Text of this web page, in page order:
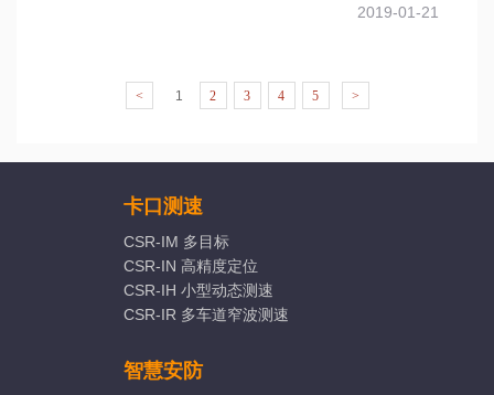
2019-01-21
< 1 2 3 4 5 >
卡口测速
CSR-IM 多目标
CSR-IN 高精度定位
CSR-IH 小型动态测速
CSR-IR 多车道窄波测速
智慧安防